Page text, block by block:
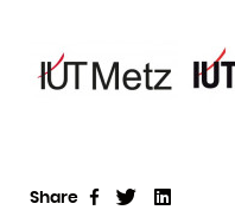
Share ShareTweet